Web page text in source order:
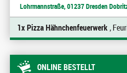
Lohrmannstraße, 01237 Dresden
1x Pizza Hähnchenfeuerwerk,
ONLINE BESTELLT